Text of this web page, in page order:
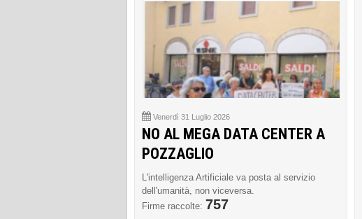
Venerdì 31 Luglio 2026
NO AL MEGA DATA CENTER A
POZZAGLIO
L'intelligenza Artificiale va posta al servizio
dell'umanità, non viceversa.
Firme raccolte: 757